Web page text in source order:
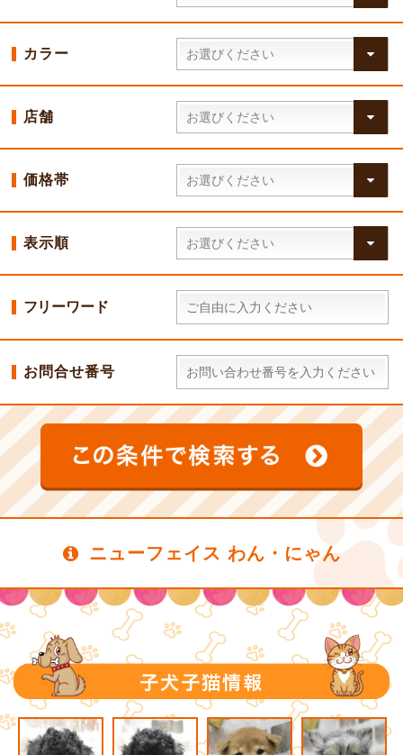
カラー
店舗
価格帯
表示順
フリーワード
お問合せ番号
ニューフェイス わん・にゃん